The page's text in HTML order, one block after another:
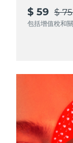
$ 59 $
包括增值稅和
$ 59 $
包括增值稅和
$ 59 $
包括增值稅和
All
眼
All
牙齒美白
印尼
日本